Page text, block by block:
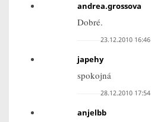
andrea.grossova
Dobré.
23.12.2010 16:46
japehy
spokojná
28.12.2010 17:54
anjelbb